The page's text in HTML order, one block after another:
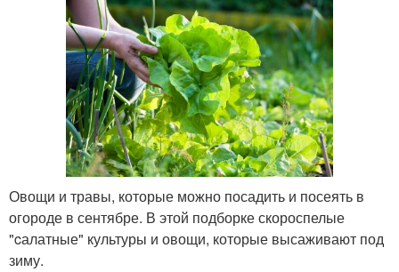
Овощи и травы, которые можно посадить и посеять в
огороде в сентябре. В этой подборке скороспелые
"cалатные" культуры и овощи, которые высаживают под
зиму.